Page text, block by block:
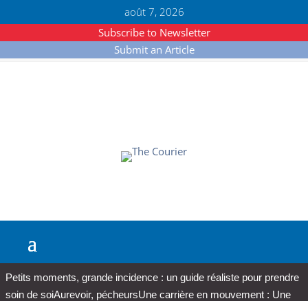
août 7, 2026
Subscribe to Newsletter
Submit an Article
Petits moments, grande incidence : un guide réaliste pour prendre
soin de soiAurevoir, pécheursUne carrière en mouvement : Une